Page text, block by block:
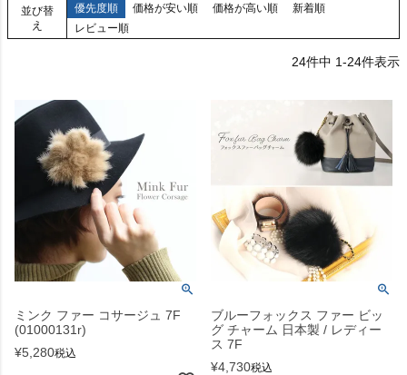
並び替
え
優先度順 価格が安い順 価格が高い順
新着順
レビュー順
24件中 1-24件表示
ミンク ファー コサージュ 7F
(01000131r)
¥5,280税込
ブルーフォックス ファー ビッ
グ チャーム 日本製 / レディー
ス 7F
¥4,730税込